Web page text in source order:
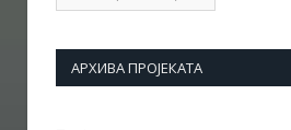
АРХИВА ПРОЈЕКАТА